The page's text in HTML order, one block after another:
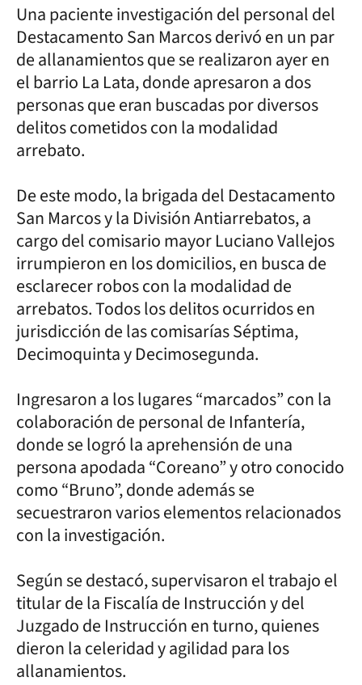
Una paciente investigación del personal del
Destacamento San Marcos derivó en un par
de allanamientos que se realizaron ayer en
el barrio La Lata, donde apresaron a dos
personas que eran buscadas por diversos
delitos cometidos con la modalidad
arrebato.
De este modo, la brigada del Destacamento
San Marcos y la División Antiarrebatos, a
cargo del comisario mayor Luciano Vallejos
irrumpieron en los domicilios, en busca de
esclarecer robos con la modalidad de
arrebatos. Todos los delitos ocurridos en
jurisdicción de las comisarías Séptima,
Decimoquinta y Decimosegunda.
Ingresaron a los lugares “marcados” con la
colaboración de personal de Infantería,
donde se logró la aprehensión de una
persona apodada “Coreano” y otro conocido
como “Bruno”, donde además se
secuestraron varios elementos relacionados
con la investigación.
Según se destacó, supervisaron el trabajo el
titular de la Fiscalía de Instrucción y del
Juzgado de Instrucción en turno, quienes
dieron la celeridad y agilidad para los
allanamientos.